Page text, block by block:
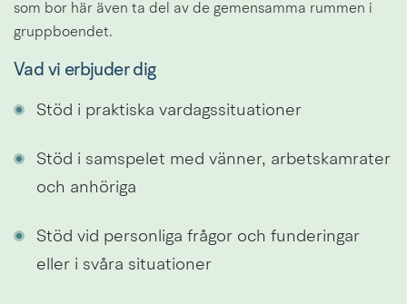
som bor här även ta del av de gemensamma rummen i
gruppboendet.
Vad vi erbjuder dig
Stöd i praktiska vardagssituationer
Stöd i samspelet med vänner, arbetskamrater
och anhöriga
Stöd vid personliga frågor och funderingar
eller i svåra situationer